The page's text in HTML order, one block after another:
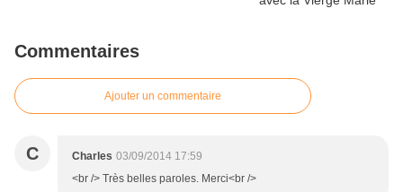
Commentaires
Ajouter un commentaire
C Charles 03/09/2014 17:59
<br /> Très belles paroles. Merci<br />